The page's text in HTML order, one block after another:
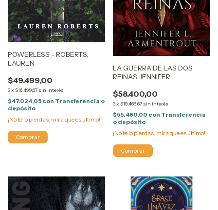
POWERLESS - ROBERTS,
LAUREN
$49.499,00
3x $16.499,67 sin interés
$47.024,05 con Transferencia o
depósito
¡No te lo pierdas, mira que es último!
LA GUERRA DE LAS DOS
REINAS JENNIFER
$58.400,00
3x $19.466,67 sin interés
$55.480,00 con Transferencia
o depósito
¡No te lo pierdas, mira que es último!